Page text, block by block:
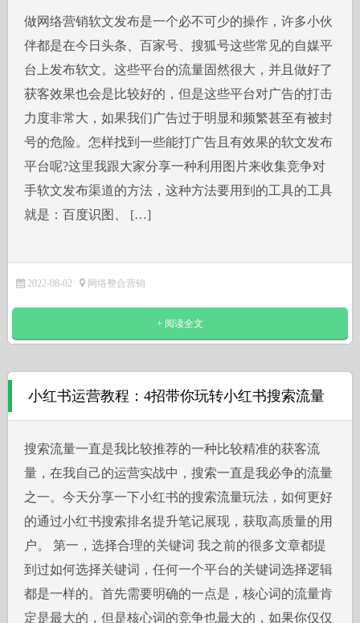
做网络营销软文发布是一个必不可少的操作，许多小伙
伴都是在今日头条、百家号、搜狐号这些常见的自媒平
台上发布软文。这些平台的流量固然很大，并且做好了
获客效果也会是比较好的，但是这些平台对广告的打击
力度非常大，如果我们广告过于明显和频繁甚至有被封
号的危险。怎样找到一些能打广告且有效果的软文发布
平台呢?这里我跟大家分享一种利用图片来收集竞争对
手软文发布渠道的方法，这种方法要用到的工具的工具
就是：百度识图、 […]
2022-08-02 网络整合营销
+ 阅读全文
小红书运营教程：4招带你玩转小红书搜索流量
搜索流量一直是我比较推荐的一种比较精准的获客流
量，在我自己的运营实战中，搜索一直是我必争的流量
之一。今天分享一下小红书的搜索流量玩法，如何更好
的通过小红书搜索排名提升笔记展现，获取高质量的用
户。 第一，选择合理的关键词 我之前的很多文章都提
到过如何选择关键词，任何一个平台的关键词选择逻辑
都是一样的。首先需要明确的一点是，核心词的流量肯
定是最大的，但是核心词的竞争也最大的，如果你仅仅